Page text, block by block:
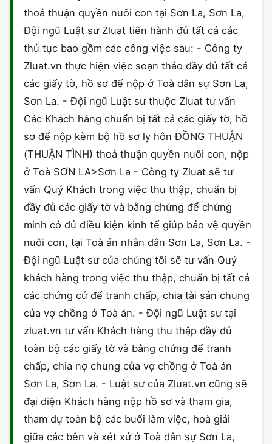
thoả thuận quyền nuôi con tại Sơn La, Sơn La,
Đội ngũ Luật sư Zluat tiến hành đủ tất cả các
thủ tục bao gồm các công việc sau: - Công ty
Zluat.vn thực hiện việc soạn thảo đầy đủ tất cả
các giấy tờ, hồ sơ để nộp ở Toà dân sự Sơn La,
Sơn La. - Đội ngũ Luật sư thuộc Zluat tư vấn
Các Khách hàng chuẩn bị tất cả các giấy tờ, hồ
sơ để nộp kèm bộ hồ sơ ly hôn ĐỒNG THUẬN
(THUẬN TÌNH) thoả thuận quyền nuôi con, nộp
ở Toà SƠN LA>Sơn La - Công ty Zluat sẽ tư
vấn Quý Khách trong việc thu thập, chuẩn bị
đầy đủ các giấy tờ và bằng chứng để chứng
minh có đủ điều kiện kinh tế giúp bảo vệ quyền
nuôi con, tại Toà án nhân dân Sơn La, Sơn La. -
Đội ngũ Luật sư của chúng tôi sẽ tư vấn Quý
khách hàng trong việc thu thập, chuẩn bị tất cả
các chứng cứ để tranh chấp, chia tài sản chung
của vợ chồng ở Toà án. - Đội ngũ Luật sư tại
zluat.vn tư vấn Khách hàng thu thập đầy đủ
toàn bộ các giấy tờ và bằng chứng để tranh
chấp, chia nợ chung của vợ chồng ở Toà án
Sơn La, Sơn La. - Luật sư của Zluat.vn cũng sẽ
đại diện Khách hàng nộp hồ sơ và tham gia,
tham dự toàn bộ các buổi làm việc, hoà giải
giữa các bên và xét xử ở Toà dân sự Sơn La,